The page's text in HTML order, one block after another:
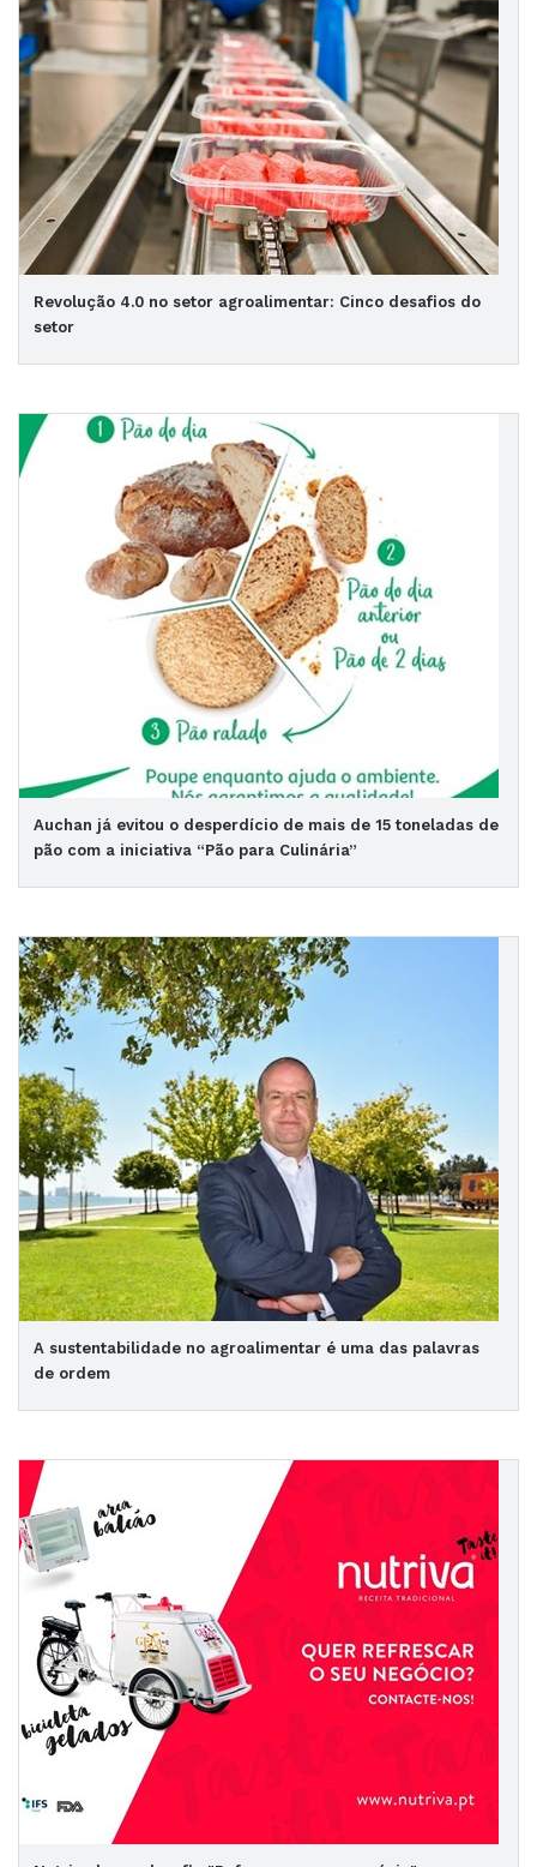
Revolução 4.0 no setor agroalimentar: Cinco desafios do
setor
Auchan já evitou o desperdício de mais de 15 toneladas de
pão com a iniciativa “Pão para Culinária”
A sustentabilidade no agroalimentar é uma das palavras
de ordem